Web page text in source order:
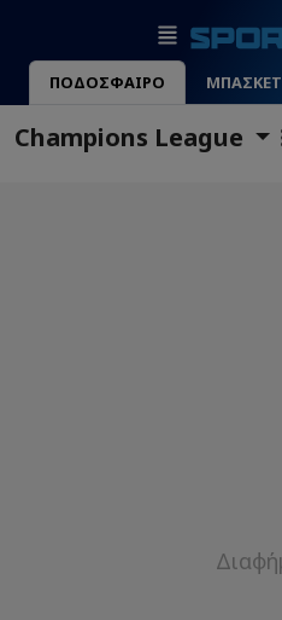
ΠΟΔΟΣΦΑΙΡΟ ΜΠΑΣΚΕΤ
Champions League